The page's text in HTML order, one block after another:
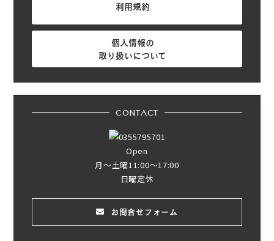
利用規約
個人情報の
取り扱いについて
CONTACT
Open
月～土曜11:00～17:00
日曜定休
お問合せフォーム